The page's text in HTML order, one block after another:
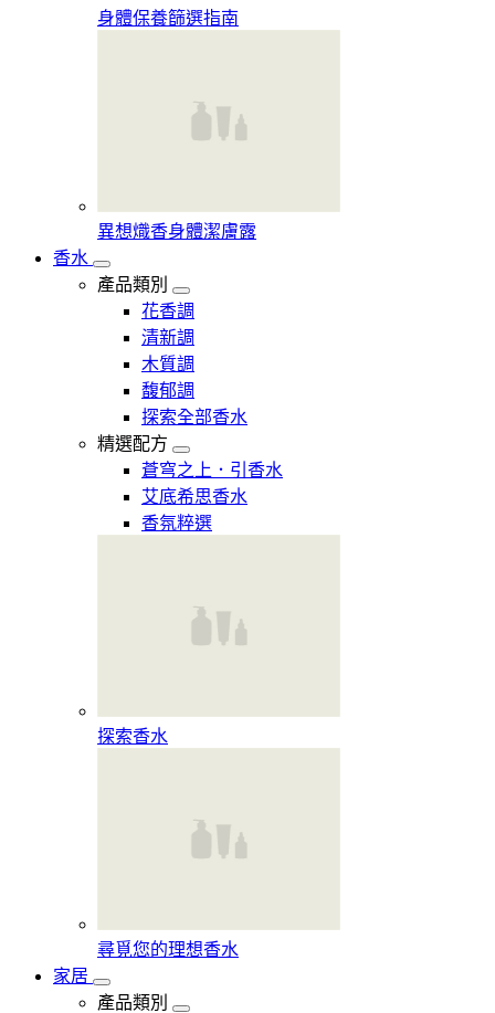
身體保養篩選指南
異想熾香身體潔膚露
香水
產品類別
花香調
清新調
木質調
馥郁調
探索全部香水
精選配方
蒼穹之上．引香水
艾底希思香水
香氛粹選
探索香水​
尋覓您的理想香水​
家居
產品類別